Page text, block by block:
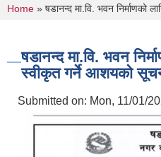
You are here
Home » षडानन्द मा.वि. भवन निर्माणको
षडानन्द मा.वि. भवन
स्वीकृत गर्ने आशयको
Submitted on: Mon, 11/01/